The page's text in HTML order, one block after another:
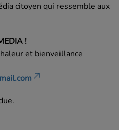
citoyen qui ressemble aux
!
et bienveillance